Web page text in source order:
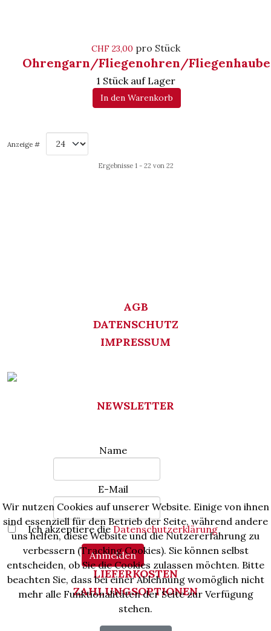
CHF 23,00 pro Stück
Ohrengarn/Fliegenohren/Fliegenhaube
1 Stück auf Lager
In den Warenkorb
Anzeige #
Ergebnisse 1 - 22 von 22
AGB
DATENSCHUTZ
IMPRESSUM
NEWSLETTER
Name
E-Mail
Ich akzeptiere die Datenschutzerklärung
Anmelden
LIEFERKOSTEN
ZAHLUNGSOPTIONEN
Wir nutzen Cookies auf unserer Website. Einige von ihnen
sind essenziell für den Betrieb der Seite, während andere
uns helfen, diese Website und die Nutzererfahrung zu
verbessern (Tracking Cookies). Sie können selbst
entscheiden, ob Sie die Cookies zulassen möchten. Bitte
beachten Sie, dass bei einer Ablehnung womöglich nicht
mehr alle Funktionalitäten der Seite zur Verfügung
stehen.